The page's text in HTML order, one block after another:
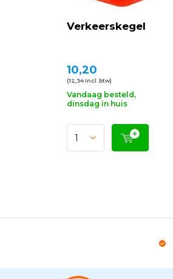
Verkeerskegel
10,20
(12,34 Incl. btw)
Vandaag besteld,
dinsdag in huis